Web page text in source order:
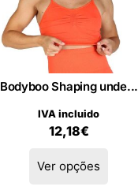
Bodyboo Shaping unde...
12,18€
IVA incluido
Ver opções